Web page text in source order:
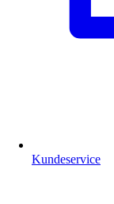
Kundeservice